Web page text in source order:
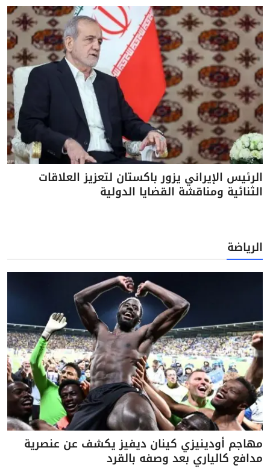
الرئيس الإيراني يزور باكستان لتعزيز العلاقات
الثنائية ومناقشة القضايا الدولية
الرياضة
مهاجم أودينيزي كينان ديفيز يكشف عن عنصرية
مدافع كالياري بعد وصفه بالقرد